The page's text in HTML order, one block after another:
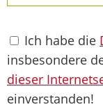
Ich habe die
insbesondere
dieser
einverstanden!